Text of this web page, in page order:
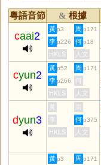
粵語音節 & 根據
caai2
黃 p3 周 p171
李 p226 何 p18
HKLS 人文
cyun2
黃 p52 周 p171
李 p266
何
HKLS
人文
dyun3
黃 周
李 何 p375
HKLS 人文
黃 p3 周 p171